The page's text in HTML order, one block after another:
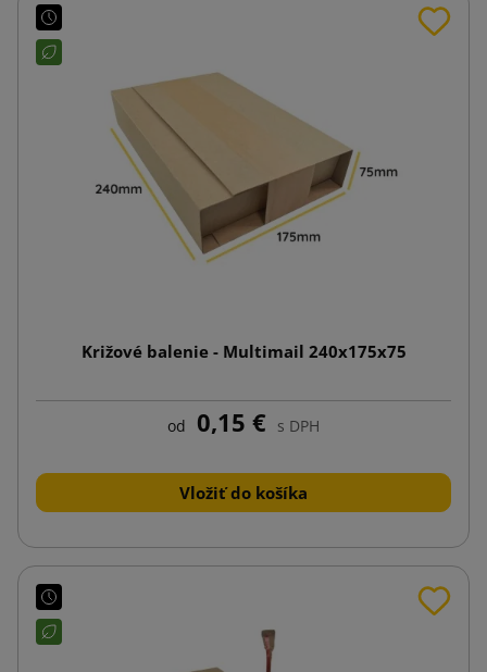
Križové balenie - Multimail 240x175x75
od 0,15 € s DPH
Vložiť do košíka